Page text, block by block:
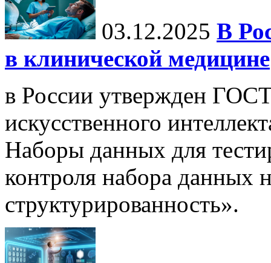
03.12.2025 В
в клинической медицине
в России утвержден
искусственного
Наборы данных для
контроля набора данных
структурированность».